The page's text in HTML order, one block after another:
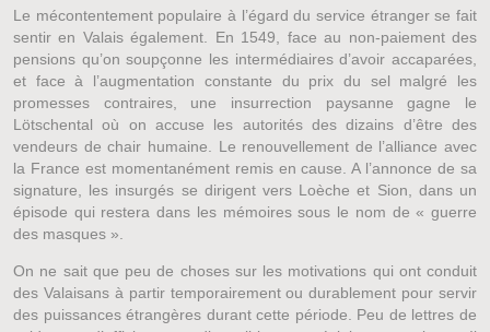
Le mécontentement populaire à l’égard du service étranger se fait
sentir en Valais également. En 1549, face au non-paiement des
pensions qu’on soupçonne les intermédiaires d’avoir accaparées,
et face à l’augmentation constante du prix du sel malgré les
promesses contraires, une insurrection paysanne gagne le
Lötschental où on accuse les autorités des dizains d’être des
vendeurs de chair humaine. Le renouvellement de l’alliance avec
la France est momentanément remis en cause. A l’annonce de sa
signature, les insurgés se dirigent vers Loèche et Sion, dans un
épisode qui restera dans les mémoires sous le nom de « guerre
des masques ».
On ne sait que peu de choses sur les motivations qui ont conduit
des Valaisans à partir temporairement ou durablement pour servir
des puissances étrangères durant cette période. Peu de lettres de